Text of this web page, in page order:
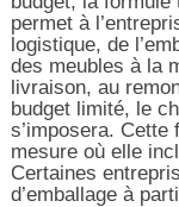
permet à
logistique, de
des meubles à la
livraison, au
budget limité, le
s’imposera.
mesure où elle
Certaines
d’emballage à